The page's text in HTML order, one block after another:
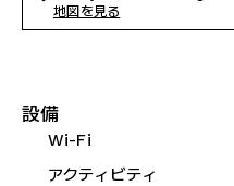
Braunton
地図を見る
設備
Wi-Fi
アクティビティ